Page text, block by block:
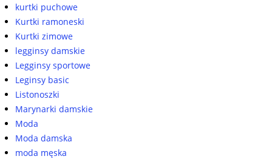
kurtki puchowe
Kurtki ramoneski
Kurtki zimowe
legginsy damskie
Legginsy sportowe
Leginsy basic
Listonoszki
Marynarki damskie
Moda
Moda damska
moda męska